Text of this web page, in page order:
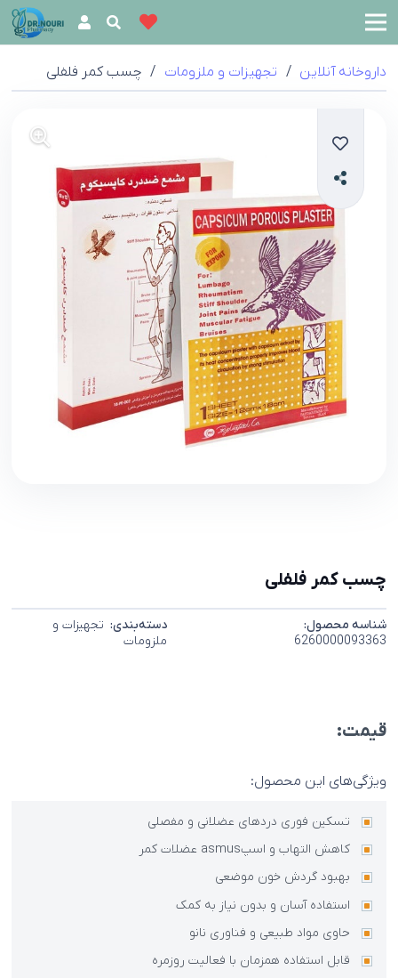
داروخانه آنلاین / تجهیزات و ملزومات / چسب کمر فلفلی
چسب کمر فلفلی
شناسه محصول:
6260000093363
دسته‌بندی: تجهیزات و
ملزومات
قیمت:
ویژگی‌های این محصول:
تسکین فوری دردهای عضلانی و مفصلی
کاهش التهاب و اسپasmus عضلات کمر
بهبود گردش خون موضعی
استفاده آسان و بدون نیاز به کمک
حاوی مواد طبیعی و فناوری نانو
قابل استفاده همزمان با فعالیت روزمره